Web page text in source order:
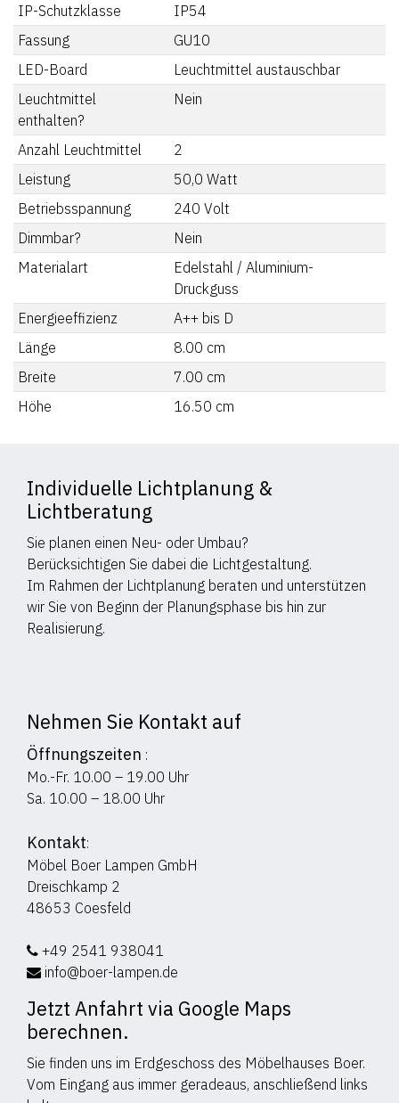
IP-Schutzklasse
IP54
Fassung
GU10
LED-Board
Leuchtmittel austauschbar
Leuchtmittel
enthalten?
Nein
Anzahl Leuchtmittel
2
Leistung
50,0 Watt
Betriebsspannung
240 Volt
Dimmbar?
Nein
Materialart
Edelstahl / Aluminium-
Druckguss
Energieeffizienz
A++ bis D
Länge
8.00 cm
Breite
7.00 cm
Höhe
16.50 cm
Individuelle Lichtplanung &
Lichtberatung
Sie planen einen Neu- oder Umbau?
Berücksichtigen Sie dabei die Lichtgestaltung.
Im Rahmen der Lichtplanung beraten und unterstützen
wir Sie von Beginn der Planungsphase bis hin zur
Realisierung.
Nehmen Sie Kontakt auf
Öffnungszeiten :
Mo.-Fr. 10.00 – 19.00 Uhr
Sa. 10.00 – 18.00 Uhr
Kontakt:
Möbel Boer Lampen GmbH
Dreischkamp 2
48653 Coesfeld
+49 2541 938041
info@boer-lampen.de
Jetzt Anfahrt via Google Maps
berechnen.
Sie finden uns im Erdgeschoss des Möbelhauses Boer.
Vom Eingang aus immer geradeaus, anschließend links